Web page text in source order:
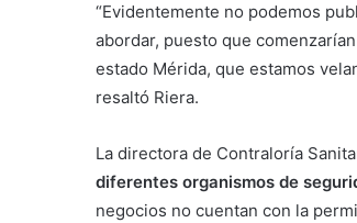
“Evidentemente no podemos
abordar, puesto que
estado Mérida, que estamos
resaltó Riera.
La directora de Contraloría
diferentes organismos de
negocios no cuentan con la